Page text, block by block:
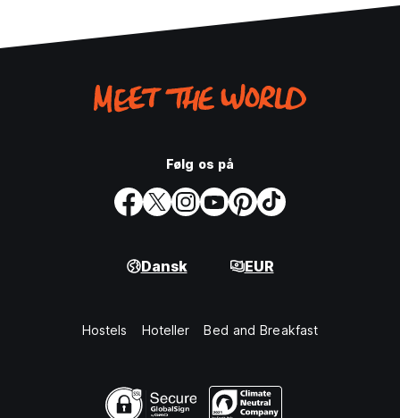
Følg os på
Dansk EUR
Hostels Hoteller Bed and Breakfast